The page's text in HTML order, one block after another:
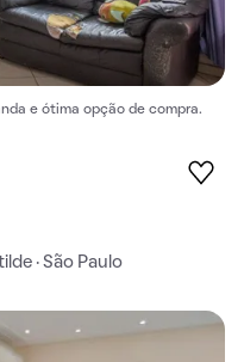
e ótima opção de compra.
· São Paulo